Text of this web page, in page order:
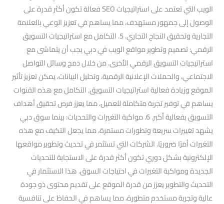
الويب التي تعتمد على استراتيجيات SEO فعالة تكون أكثر قدرة على
الوصول إلى جمهور مستهدف، مما يساهم في تعزيز الوعي بالعلامة
التجارية وتحقيق النجاح التجاري. 5. التكامل مع استراتيجيات التسويق
الرقمي: تصميم وتطوير مواقع الويب في دبي يجب أن يتماشى مع
استراتيجيات التسويق الرقمي الأخرى. من خلال دمج وسائل التواصل
الاجتماعي، والحملات الإعلانية الرقمية، وتحليل البيانات، يمكن تعزيز تأثير
الموقع وزيادة فعالية استراتيجيات التسويق. التكامل مع هذه القنوات
يساهم في توفير تجربة متكاملة للعميل، مما يعزز فرص تحقيق أهداف
التسويق بفعالية أكبر. 6. مواكبة التغيرات والتحديات: بينما سوق دبي
يشهد تغييرات سريعة وتطورات مستمرة، مما يجعل التكيف مع هذه
التغيرات أمرًا ضروريًا. الشركات التي تستثمر في تحديث وتطوير مواقعها
الإلكترونية بشكل دوري تكون أكثر قدرة على الاستجابة للتحديات
الجديدة ومواكبة التغيرات في احتياجات السوق. هذا الاستثمار في
التحديث والتطوير يعزز من قدرة الموقع على تقديم محتوى ذو جودة
عالية وتجربة مستخدم متطورة، مما يساهم في الحفاظ على تنافسية